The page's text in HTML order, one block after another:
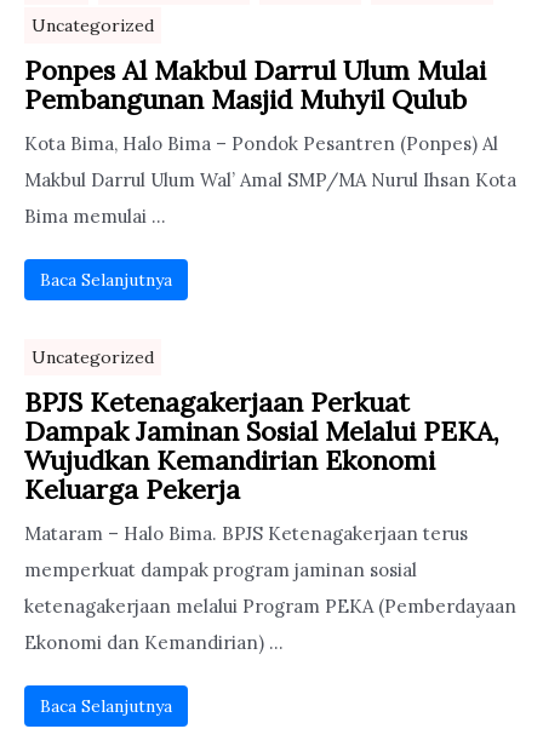
Uncategorized
Ponpes Al Makbul Darrul Ulum Mulai
Pembangunan Masjid Muhyil Qulub
Kota Bima, Halo Bima – Pondok Pesantren (Ponpes) Al
Makbul Darrul Ulum Wal’ Amal SMP/MA Nurul Ihsan Kota
Bima memulai ...
Baca Selanjutnya
Uncategorized
BPJS Ketenagakerjaan Perkuat
Dampak Jaminan Sosial Melalui PEKA,
Wujudkan Kemandirian Ekonomi
Keluarga Pekerja
Mataram – Halo Bima. BPJS Ketenagakerjaan terus
memperkuat dampak program jaminan sosial
ketenagakerjaan melalui Program PEKA (Pemberdayaan
Ekonomi dan Kemandirian) ...
Baca Selanjutnya